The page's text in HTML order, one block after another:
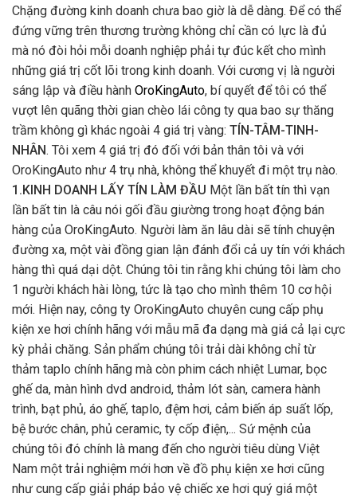
Chặng đường kinh doanh chưa bao giờ là dễ dàng. Để có thể
đứng vững trên thương trường không chỉ cần có lực là đủ
mà nó đòi hỏi mỗi doanh nghiệp phải tự đúc kết cho mình
những giá trị cốt lõi trong kinh doanh. Với cương vị là người
sáng lập và điều hành OroKingAuto, bí quyết để tôi có thể
vượt lên quãng thời gian chèo lái công ty qua bao sự thăng
trầm không gì khác ngoài 4 giá trị vàng: TÍN-TÂM-TINH-
NHÂN. Tôi xem 4 giá trị đó đối với bản thân tôi và với
OroKingAuto như 4 trụ nhà, không thể khuyết đi một trụ nào.
1.KINH DOANH LẤY TÍN LÀM ĐẦU Một lần bất tín thì vạn
lần bất tin là câu nói gối đầu giường trong hoạt động bán
hàng của OroKingAuto. Người làm ăn lâu dài sẽ tính chuyện
đường xa, một vài đồng gian lận đánh đổi cả uy tín với khách
hàng thì quá dại dột. Chúng tôi tin rằng khi chúng tôi làm cho
1 người khách hài lòng, tức là tạo cho mình thêm 10 cơ hội
mới. Hiện nay, công ty OroKingAuto chuyên cung cấp phụ
kiện xe hơi chính hãng với mẫu mã đa dạng mà giá cả lại cực
kỳ phải chăng. Sản phẩm chúng tôi trải dài không chỉ từ
thảm taplo chính hãng mà còn phim cách nhiệt Lumar, bọc
ghế da, màn hình dvd android, thảm lót sàn, camera hành
trình, bạt phủ, áo ghế, taplo, đệm hơi, cảm biến áp suất lốp,
bệ bước chân, phủ ceramic, ty cốp điện,... Sứ mệnh của
chúng tôi đó chính là mang đến cho người tiêu dùng Việt
Nam một trải nghiệm mới hơn về đồ phụ kiện xe hơi cũng
như cung cấp giải pháp bảo vệ chiếc xe hơi quý giá một